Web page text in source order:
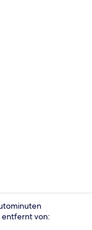
entfernt von: